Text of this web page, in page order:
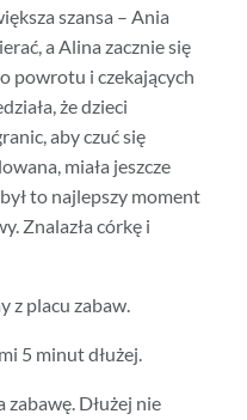
szansa – Ania
a Alina zacznie się
powrotu i czekających
że dzieci
aby czuć się
miała jeszcze
to najlepszy moment
Znalazła córkę i
z placu zabaw.
5 minut dłużej.
zabawę. Dłużej nie